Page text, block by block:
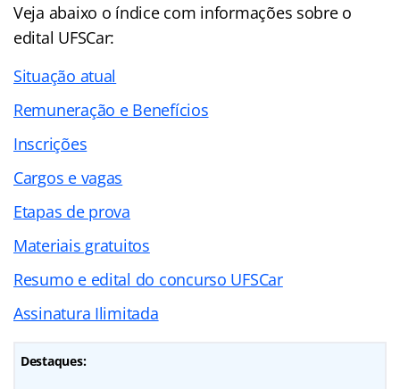
Veja abaixo o índicecom informações sobre o
edital UFSCar:
Situação atual
Remuneração e Benefícios
Inscrições
Cargos e vagas
Etapas de prova
Materiais gratuitos
Resumo e edital do concurso UFSCar
Assinatura Ilimitada
Destaques: